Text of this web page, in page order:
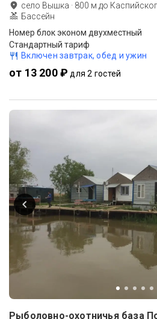
село Вышка · 800 м до
Бассейн
Номер блок эконом двухместный
Стандартный тариф
Включен завтрак, обед и ужин
от 13 200 ₽ для 2 гостей
Рыболовно-охотничья база